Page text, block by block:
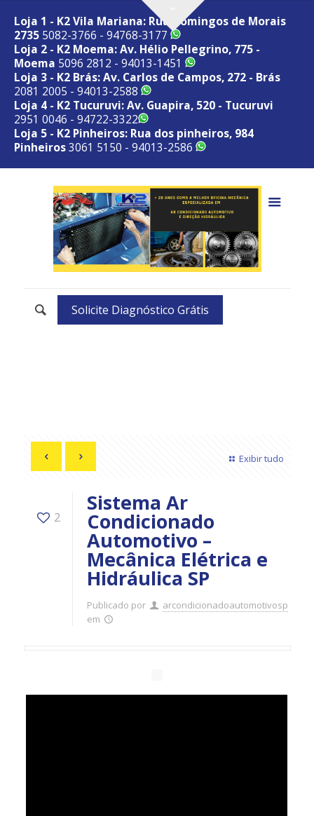
Loja 1 - K2 Vila Mariana: Rua Domingos de Morais
2735 5082-3766 - 94768-3177
Loja 2 - K2 Moema: Av. Hélio Pellegrino, 775 -
Moema 5096 2812 - 94013-1451
Loja 3 - K2 Brás: Av. Carlos de Campos, 272 - Brás
2081 2005 - 94013-2588
Loja 4 - K2 Tucuruvi: Av. Guapira, 520 - Tucuruvi
2951 0046 - 94722-3322
Loja 5 - K2 Pinheiros: Rua dos pinheiros, 984
Pinheiros3061 5150 - 94013-2586
Solicite Diagnóstico Grátis
Exibir tudo
2
Sistema Ar
Condicionado
Automotivo –
Mecânica Elétrica e
Hidráulica SP
Publicado por
arcondicionadoautomotivosp
em